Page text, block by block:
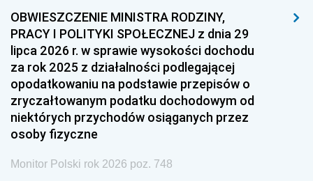
OBWIESZCZENIE MINISTRA RODZINY,
PRACY I POLITYKI SPOŁECZNEJ z dnia 29
lipca 2026 r. w sprawie wysokości dochodu
za rok 2025 z działalności podlegającej
opodatkowaniu na podstawie przepisów o
zryczałtowanym podatku dochodowym od
niektórych przychodów osiąganych przez
osoby fizyczne
Monitor Polski rok 2026 poz. 748